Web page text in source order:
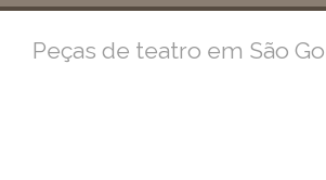
Peças de teatro em São